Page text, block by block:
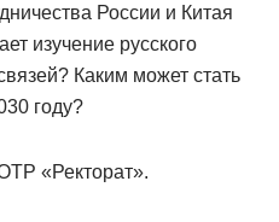
России и Китая
изучение русского
Каким может стать
году?
«Ректорат».